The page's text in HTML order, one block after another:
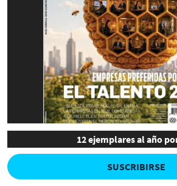
12 ejemplares al año
SUSCRIBIRSE